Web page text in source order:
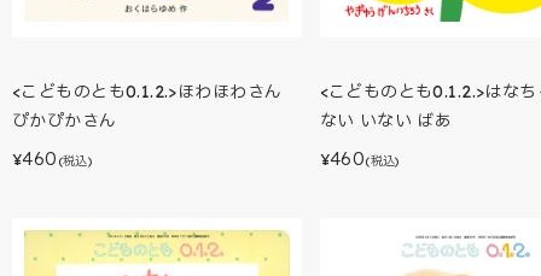
<こどものとも0.1.2.>ほわほわさん
ぴかぴかさん
¥460 (税込)
<こどものとも0.1.2.>はな
ない いない ばあ
¥460(税込)